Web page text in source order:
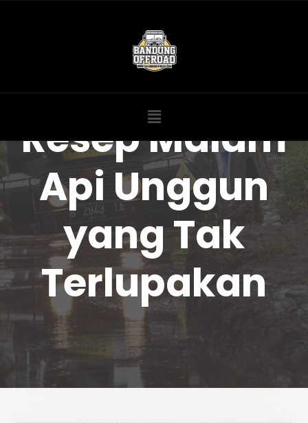
Resep Malam
Api Unggun
yang Tak
Terlupakan